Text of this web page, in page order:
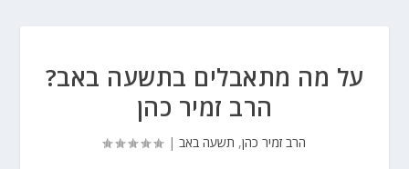
על מה מתאבלים בתשעה באב?
הרב זמיר כהן
הרב זמיר כהן, תשעה באב |